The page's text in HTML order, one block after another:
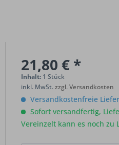
21,80 € *
Inhalt: 1 Stück
inkl. MwSt.zzgl. Versandkosten
Versandkostenfreie
Sofort versandfertig,
Vereinzelt kann es noch zu